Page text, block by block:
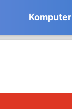
Komputer